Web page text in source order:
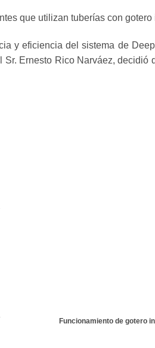
que utilizan tuberías con gotero
y eficiencia del sistema de
Ernesto Rico Narváez, decidió
Funcionamiento de gotero